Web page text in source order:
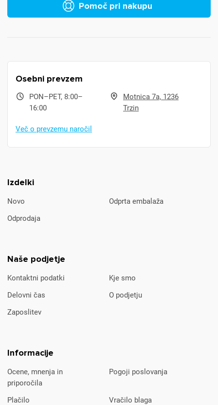
Pomoč pri nakupu
Izdelki
Novo
Odprta embalaža
Odprodaja
Naše podjetje
Kontaktni podatki
Kje smo
Delovni čas
O podjetju
Zaposlitev
Informacije
Ocene, mnenja in
priporočila
Pogoji poslovanja
Plačilo Vračilo blaga
Osebni prevzem
PON–PET, 8:00–
16:00
Motnica 7a, 1236
Trzin
Več o prevzemu naročil